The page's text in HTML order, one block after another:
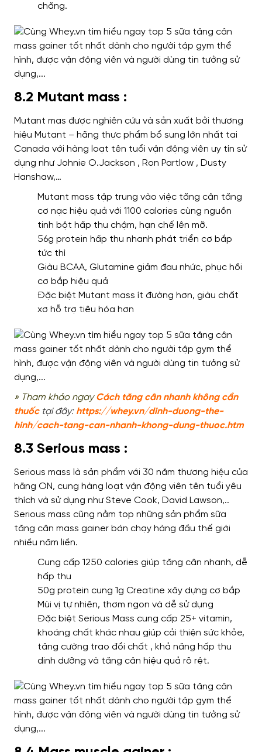
chăng.
8.2 Mutant mass :
Mutant mas được nghiên cứu và sản xuất bởi thương
hiệu Mutant – hãng thực phẩm bổ sung lớn nhất tại
Canada với hàng loạt tên tuổi vận động viên uy tín sử
dụng như Johnie O.Jackson , Ron Partlow , Dusty
Hanshaw,…
Mutant mass tập trung vào việc tăng cân tăng
cơ nạc hiệu quả với 1100 calories cùng nguồn
tinh bột hấp thu chậm, hạn chế lên mỡ.
56g protein hấp thu nhanh phát triển cơ bắp
tức thì
Giàu BCAA, Glutamine giảm đau nhức, phục hồi
cơ bắp hiệu quả
Đặc biệt Mutant mass ít đường hơn, giàu chất
xơ hỗ trợ tiêu hóa hơn
» Tham khảo ngayCách tăng cân nhanh không cần
thuốctại đây: https://whey.vn/dinh-duong-the-
hinh/cach-tang-can-nhanh-khong-dung-thuoc.htm
8.3 Serious mass :
Serious mass là sản phẩm với 30 năm thương hiệu của
hãng ON, cung hàng loạt vận động viên tên tuổi yêu
thích và sử dụng như Steve Cook, David Lawson,..
Serious mass cũng nằm top những sản phẩm sữa
tăng cân mass gainer bán chạy hàng đầu thế giới
nhiều năm liền.
Cung cấp 1250 calories giúp tăng cân nhanh, dễ
hấp thu
50g protein cung 1g Creatine xây dựng cơ bắp
Mùi vị tự nhiên, thơm ngon và dễ sử dụng
Đặc biệt Serious Mass cung cấp 25+ vitamin,
khoáng chất khác nhau giúp cải thiện sức khỏe,
tăng cường trao đổi chất , khả năng hấp thu
dinh dưỡng và tăng cân hiệu quả rõ rệt.